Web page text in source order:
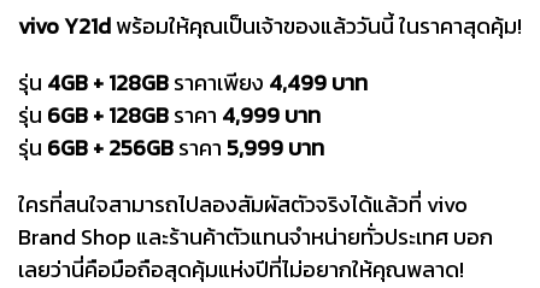
vivo Y21dพร้อมให้คุณเป็นเจ้าของแล้ววันนี้ ในราคาสุดคุ้ม!
รุ่น 4GB + 128GBราคาเพียง 4,499 บาท
รุ่น 6GB + 128GBราคา 4,999 บาท
รุ่น 6GB + 256GBราคา 5,999 บาท
ใครที่สนใจสามารถไปลองสัมผัสตัวจริงได้แล้วที่ vivo
Brand Shop และร้านค้าตัวแทนจำหน่ายทั่วประเทศ บอก
เลยว่านี่คือมือถือสุดคุ้มแห่งปีที่ไม่อยากให้คุณพลาด!